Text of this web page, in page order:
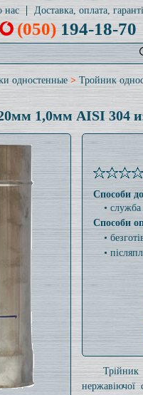
нас Доставка, оплата,
(050)194-18-70
одностенные> Тройник
1,0мм AISI 304
Способи
•
Способи
•
•
нержавіючої